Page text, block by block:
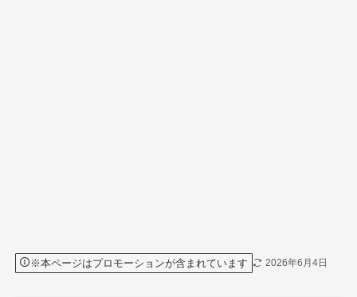
※本ページはプロモーションが含まれています 2026年6月4日